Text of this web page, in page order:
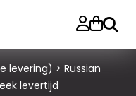
levering) > Russian
levertijd